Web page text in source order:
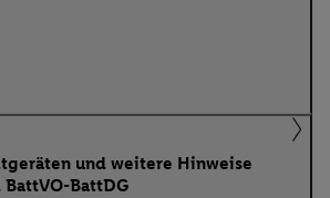
und weitere Hinweise
BattVO-BattDG